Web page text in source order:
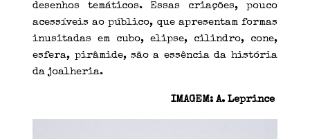
desenhos temáticos. Essas criações, pouco
acessíveis ao público, que apresentam formas
inusitadas em cubo, elipse, cilindro, cone,
esfera, pirâmide, são a essência da história
da joalheria.
IMAGEM: A. Leprince